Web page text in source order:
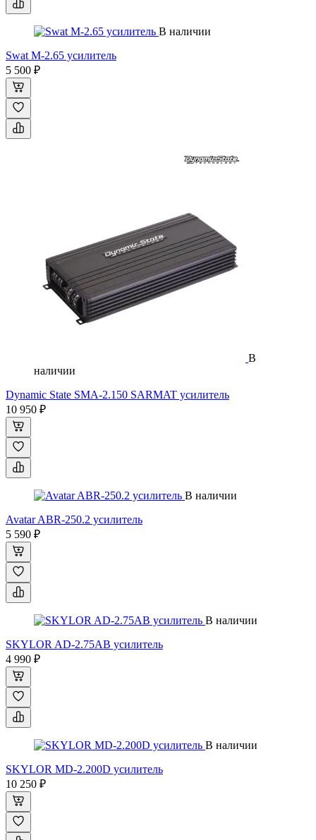
В наличии
Swat M-2.65 усилитель
5 500 ₽
В
наличии
Dynamic State SMA-2.150 SARMAT усилитель
10 950 ₽
В наличии
Avatar ABR-250.2 усилитель
5 590 ₽
В наличии
SKYLOR AD-2.75AB усилитель
4 990 ₽
В наличии
SKYLOR MD-2.200D усилитель
10 250 ₽